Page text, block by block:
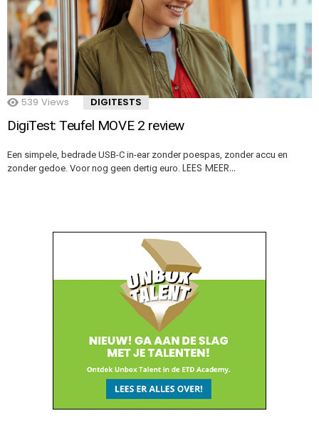
539 Views DIGITESTS
DigiTest: Teufel MOVE 2 review
Een simpele, bedrade USB-C in-ear zonder poespas, zonder accu en
zonder gedoe. Voor nog geen dertig euro. LEES MEER…